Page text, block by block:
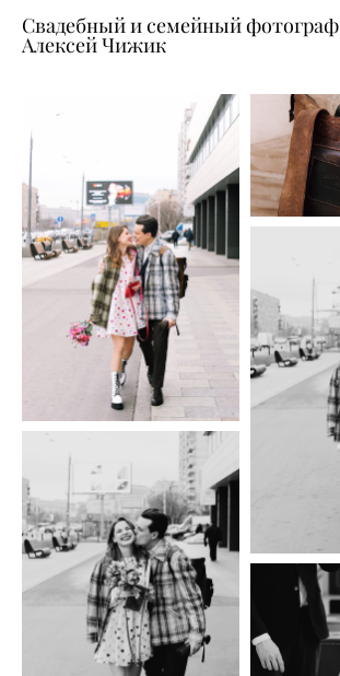
Свадебный и семейный фотограф
Алексей Чижик